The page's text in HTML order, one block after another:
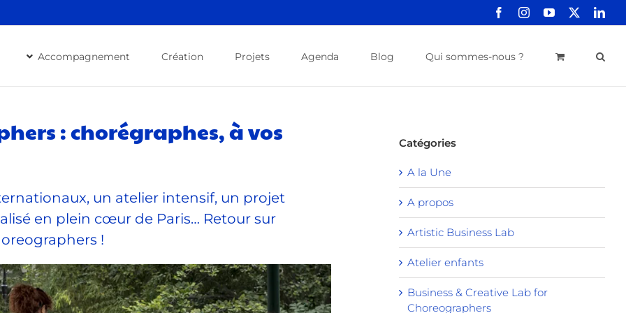
FacebookInstagramYouTube
Accompagnement Création Projets Agenda Blog Qui sommes-nous ?
: chorégraphes, à vos
un atelier intensif, un projet
en plein cœur de Paris… Retour sur
!
Catégories
A la Une
A propos
Artistic Business Lab
Atelier enfants
Business & Creative Lab for
Choreographers